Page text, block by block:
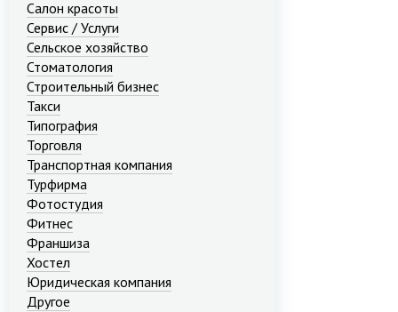
Салон красоты
Сервис / Услуги
Сельское хозяйство
Стоматология
Строительный бизнес
Такси
Типография
Торговля
Транспортная компания
Турфирма
Фотостудия
Фитнес
Франшиза
Хостел
Юридическая компания
Другое